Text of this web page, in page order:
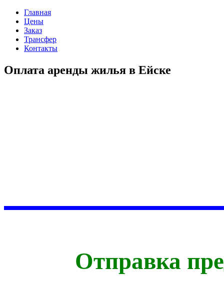
Главная
Цены
Заказ
Трансфер
Контакты
Оплата аренды жилья в Ейске
Отправка